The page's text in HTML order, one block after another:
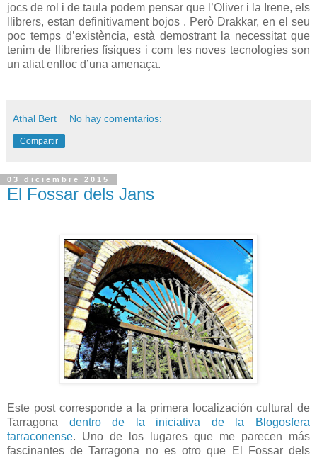
jocs de rol i de taula podem pensar que l’Oliver i la Irene, els
llibrers, estan definitivament bojos . Però Drakkar, en el seu
poc temps d’existència, està demostrant la necessitat que
tenim de llibreries físiques i com les noves tecnologies son
un aliat enlloc d’una amenaça.
Athal Bert No hay comentarios:
Compartir
03 diciembre 2015
El Fossar dels Jans
Este post corresponde a la primera localización cultural de
Tarragona dentro de la iniciativa de la Blogosfera
tarraconense. Uno de los lugares que me parecen más
fascinantes de Tarragona no es otro que El Fossar dels